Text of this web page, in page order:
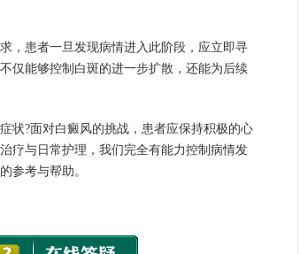
患者一旦发现病情进入此阶段，应立即寻
仅能够控制白斑的进一步扩散，还能为后续
?面对白癜风的挑战，患者应保持积极的心
疗与日常护理，我们完全有能力控制病情发
参考与帮助。